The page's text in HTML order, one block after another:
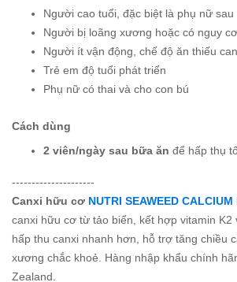
Người cao tuổi, đặc biệt là phụ nữ sau
Người bị loãng xương hoặc có nguy
Người ít vận động, chế độ ăn thiếu
Trẻ em độ tuổi phát triển
Phụ nữ có thai và cho con bú
Cách dùng
2 viên/ngày sau bữa ăn để hấp thụ
---------------------
Canxi hữu cơ NUTRI SEAWEED CALCIUM
canxi hữu cơ từ tảo biển, kết hợp vitamin K2
hấp thu canxi nhanh hơn, hỗ trợ tăng chiều
xương chắc khoẻ. Hàng nhập khẩu chính
Zealand.